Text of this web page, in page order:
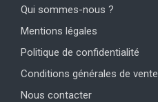
Qui sommes-nous ?
Mentions légales
Politique de confidentialité
Conditions générales de vente
Nous contacter